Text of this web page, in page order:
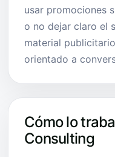
usar promociones
o no dejar claro el
material
orientado a
Cómo lo
Consulting